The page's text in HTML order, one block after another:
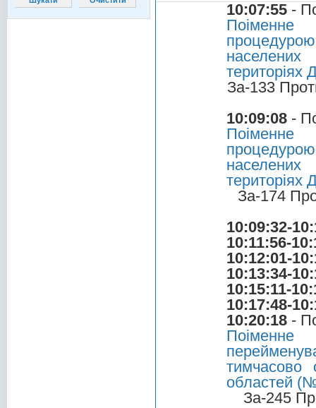
10:07:55 -
Поіменне
населених
територіях
За-133
10:09:08 -
Поіменне
населених
територіях
За-174
10:09:32-
10:11:56-
10:12:01-
10:13:34-
10:15:11-
10:17:48-
10:20:18 -
тимчасово
областей
За-245